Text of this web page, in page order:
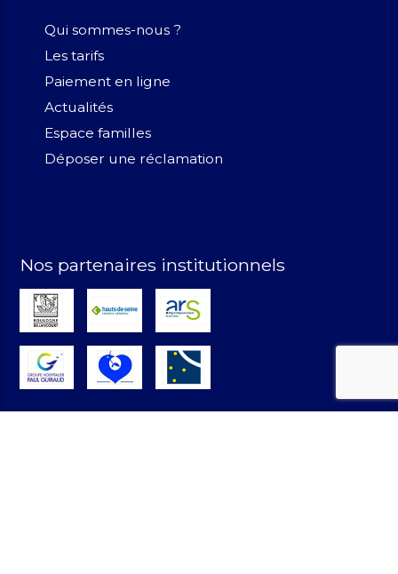
Qui sommes-nous ?
Les tarifs
Paiement en ligne
Actualités
Espace familles
Déposer une réclamation
Nos partenaires institutionnels